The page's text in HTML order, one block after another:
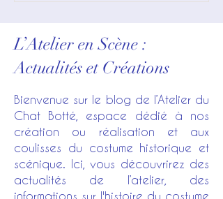
L’Atelier en Scène :
Actualités et Créations
Bienvenue sur le blog de l’Atelier du
Chat Botté, espace dédié à nos
création ou réalisation et aux
coulisses du costume historique et
scénique. Ici, vous découvrirez des
actualités de l’atelier, des
informations sur l'histoire du costume